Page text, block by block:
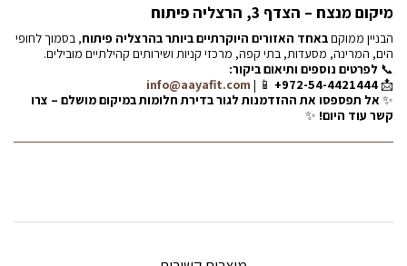
מיקום מנצח – הצדף 3, הרצליה פיתוח
הבניין ממוקםבאחד האזורים היוקרתיים ביותר בהרצליה פיתוח, בסמוך לחופי
הים, המרינה, מסעדות, בתי קפה, מרכזי קניות ושירותים קהילתיים מובילים.
📞 לפרטים נוספים ותיאום ביקור:
📩
info@aayafit.com | 📱 +972-54-4421444
✨ אל תפספסו את ההזדמנות לגור בדירת חלומות במיקום מושלם – צרו
קשר עוד היום! ✨